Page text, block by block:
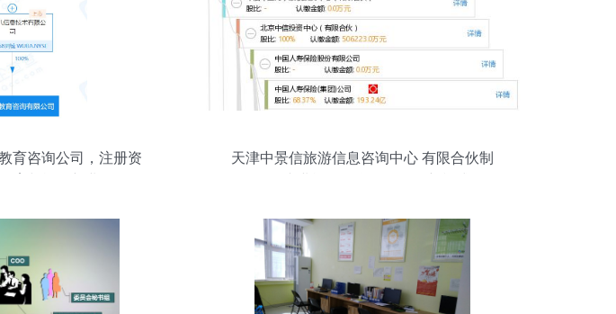
育咨询公司，注册资
天津中景信旅游信息咨询中心 有限合伙制